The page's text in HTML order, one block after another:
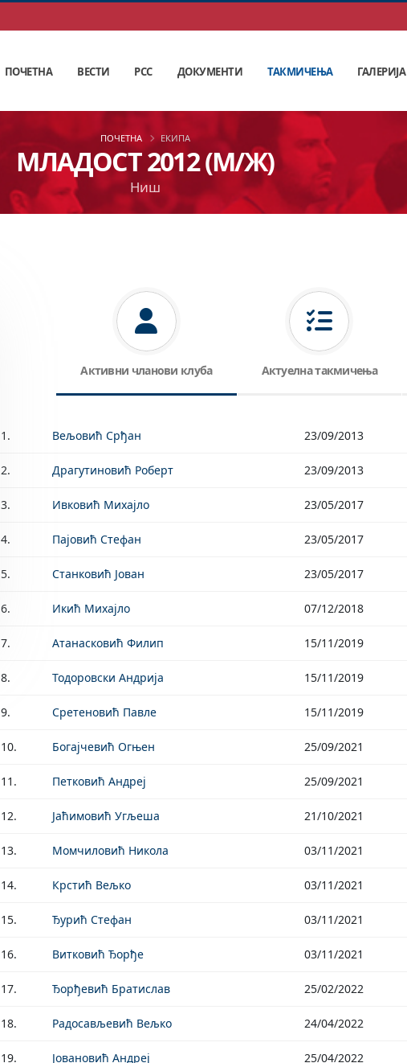
ПОЧЕТНА ВЕСТИ РСС ДОКУМЕНТИ ТАКМИЧЕЊА ГАЛЕРИЈА
МЛАДОСТ 2012 (М/Ж)
Ниш
ПОЧЕТНА ЕКИПА
Активни чланови клуба Актуелна такмичења
1. Вељовић Срђан 23/09/2013
2. Драгутиновић Роберт 23/09/2013
3. Ивковић Михајло 23/05/2017
4. Пајовић Стефан 23/05/2017
5. Станковић Јован 23/05/2017
6. Икић Михајло 07/12/2018
7. Атанасковић Филип 15/11/2019
8. Тодоровски Андрија 15/11/2019
9. Сретеновић Павле 15/11/2019
10. Богајчевић Огњен 25/09/2021
11. Петковић Андреј 25/09/2021
12. Јаћимовић Угљеша 21/10/2021
13. Момчиловић Никола 03/11/2021
14. Крстић Вељко 03/11/2021
15. Ђурић Стефан 03/11/2021
16. Витковић Ђорђе 03/11/2021
17. Ђорђевић Братислав 25/02/2022
18. Радосављевић Вељко 24/04/2022
19. Јовановић Андреј 25/04/2022